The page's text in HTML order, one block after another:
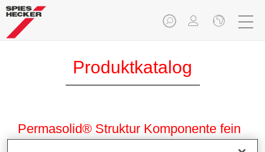
Produktkatalog
Permasolid® Struktur Komponente fein
SA 102